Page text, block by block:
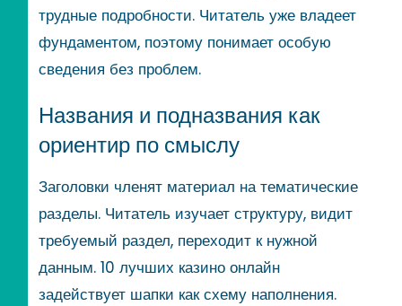
трудные подробности. Читатель уже владеет
фундаментом, поэтому понимает особую
сведения без проблем.
Названия и подназвания как
ориентир по смыслу
Заголовки членят материал на тематические
разделы. Читатель изучает структуру, видит
требуемый раздел, переходит к нужной
данным. 10 лучших казино онлайн
задействует шапки как схему наполнения.